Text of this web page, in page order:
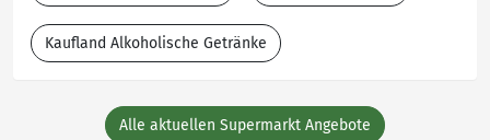
Kaufland Alkoholische Getränke
Alle aktuellen Supermarkt Angebote